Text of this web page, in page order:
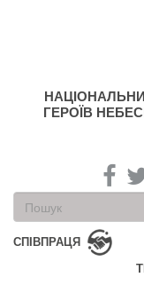
ГЕРОЇВ
Пошукова
форма
Пошук
СПІВПРАЦЯ